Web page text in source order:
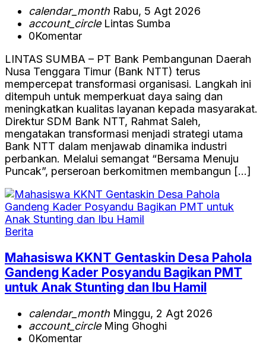
calendar_month Rabu, 5 Agt 2026
account_circleLintas Sumba
0Komentar
LINTAS SUMBA – PT Bank Pembangunan Daerah
Nusa Tenggara Timur (Bank NTT) terus
mempercepat transformasi organisasi. Langkah ini
ditempuh untuk memperkuat daya saing dan
meningkatkan kualitas layanan kepada masyarakat.
Direktur SDM Bank NTT, Rahmat Saleh,
mengatakan transformasi menjadi strategi utama
Bank NTT dalam menjawab dinamika industri
perbankan. Melalui semangat “Bersama Menuju
Puncak”, perseroan berkomitmen membangun […]
Berita
Mahasiswa KKNT Gentaskin Desa Pahola
Gandeng Kader Posyandu Bagikan PMT
untuk Anak Stunting dan Ibu Hamil
calendar_month Minggu, 2 Agt 2026
account_circleMing Ghoghi
0Komentar